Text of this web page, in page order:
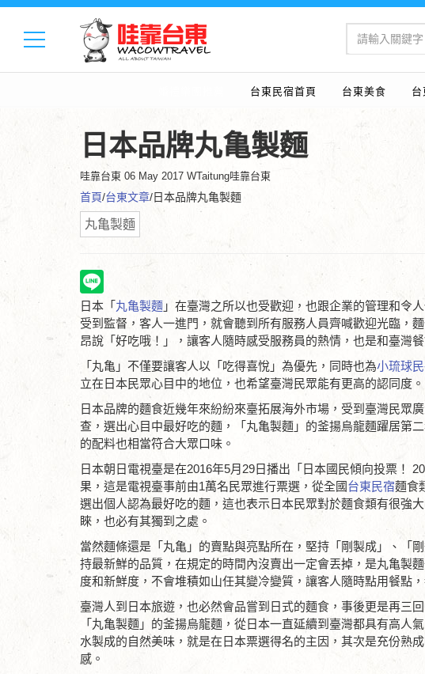
台東民宿首頁 台東美食
日本品牌丸亀製麵
哇靠台東 06 May 2017 WTaitung哇靠台東
首頁/台東文章/日本品牌丸亀製麵
丸亀製麵
日本「 丸亀製麵 」在臺灣之所以也受歡迎，也跟企業的管理和令
受到監督，客人一進門，就會聽到所有服務人員齊喊歡迎光臨，
昂說「好吃哦！」，讓客人隨時感受服務員的熱情，也是和臺灣
「丸亀」不僅要讓客人以「吃得喜悅」為優先，同時也為小琉球
立在日本民眾心目中的地位，也希望臺灣民眾能有更高的認同度。
日本品牌的麵食近幾年來紛紛來臺拓展海外市場，受到臺灣民眾
查，選出心目中最好吃的麵，「丸亀製麵」的釜揚烏龍麵躍居第
的配料也相當符合大眾口味。
日本朝日電視臺是在2016年5月29日播出「日本國民傾向投票！
果，這是電視臺事前由1萬名民眾進行票選，從全國台東民宿麵食
選出個人認為最好吃的麵，這也表示日本民眾對於麵食類有很強
睞，也必有其獨到之處。
當然麵條還是「丸亀」的賣點與亮點所在，堅持「剛製成」、「
持最新鮮的品質，在規定的時間內沒賣出一定會丟掉，是丸亀製
度和新鮮度，不會堆積如山任其變冷變質，讓客人隨時點用餐點
臺灣人到日本旅遊，也必然會品嘗到日式的麵食，事後更是再三
「丸亀製麵」的釜揚烏龍麵，從日本一直延續到臺灣都具有高人
水製成的自然美味，就是在日本票選得名的主因，其次是充份熟
感。